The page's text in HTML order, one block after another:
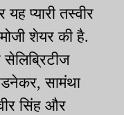
प्यारी तस्वीर
शेयर की है.
सामंथा
सिंह और